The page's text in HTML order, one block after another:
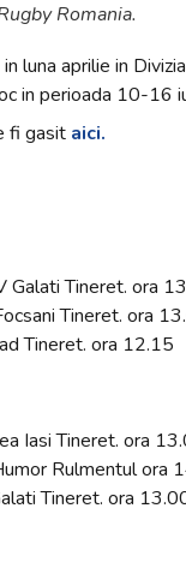
Romania.
luna aprilie in
in perioada 10-16
fi gasit aici.
Galati Tineret. ora
Tineret. ora
Tineret. ora 12.15
Iasi Tineret. ora
Rulmentul ora
Tineret. ora